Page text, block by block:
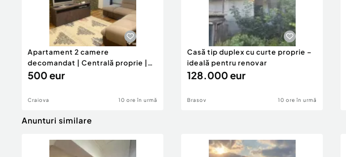
Apartament 2 camere
decomandat | Centrală proprie |
60 mp |
500 eur
Craiova 10 ore în urmă
Casă tip duplex cu curte proprie –
ideală pentru renovar
128.000 eur
Brasov 10 ore în urmă
Anunturi similare